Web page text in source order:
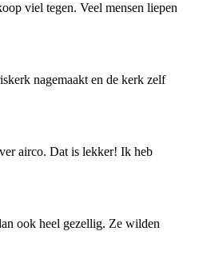
viel tegen. Veel mensen liepen
nagemaakt en de kerk zelf
airco. Dat is lekker! Ik heb
ook heel gezellig. Ze wilden